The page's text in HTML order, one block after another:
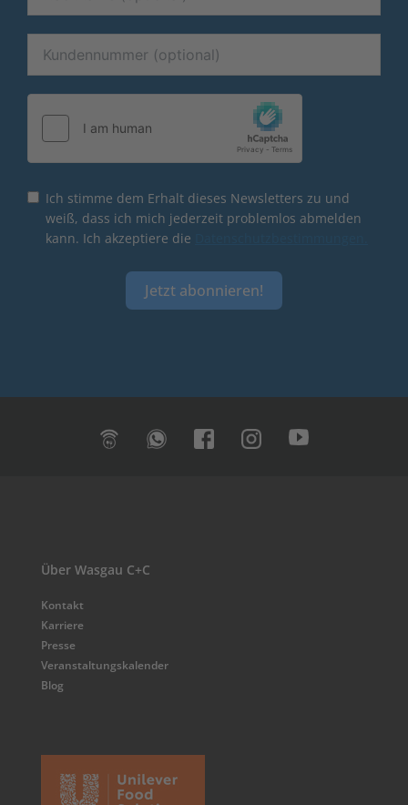
Ich stimme dem Erhalt dieses Newsletters zu und
weiß, dass ich mich jederzeit problemlos abmelden
kann. Ich akzeptiere die
Jetzt abonnieren!
Über Wasgau C+C
Kontakt
Karriere
Presse
Veranstaltungskalender
Blog